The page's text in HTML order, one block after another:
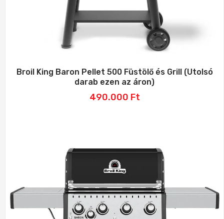
Broil King Baron Pellet 500 Füstölő és Grill (Utolsó
darab ezen az áron)
490.000 Ft